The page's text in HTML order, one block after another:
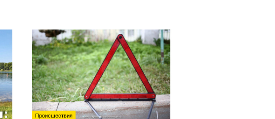
Происшествия